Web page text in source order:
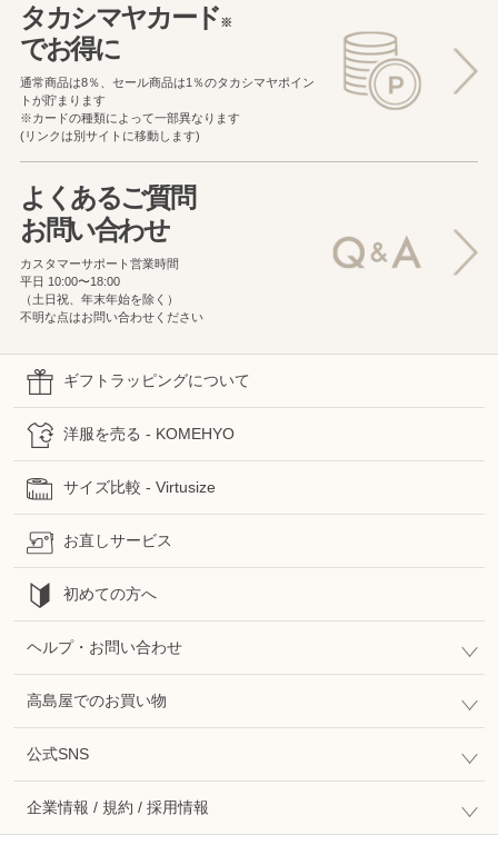
タカシマヤカード※
でお得に
通常商品は8％、セール商品は1％のタカシマヤポイン
トが貯まります
※カードの種類によって一部異なります
(リンクは別サイトに移動します)
よくあるご質問
お問い合わせ
カスタマーサポート営業時間
平日 10:00〜18:00
（土日祝、年末年始を除く）
不明な点はお問い合わせください
ギフトラッピングについて
洋服を売る - KOMEHYO
サイズ比較 - Virtusize
お直しサービス
初めての方へ
ヘルプ・お問い合わせ
高島屋でのお買い物
公式SNS
企業情報 / 規約 / 採用情報